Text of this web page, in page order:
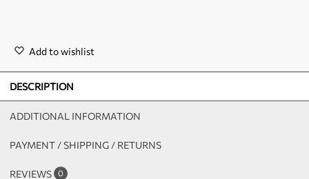
Add to wishlist
DESCRIPTION
ADDITIONAL INFORMATION
PAYMENT / SHIPPING / RETURNS
REVIEWS 0